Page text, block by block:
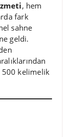
, hem
fark
sahne
geldi.
kelimelik